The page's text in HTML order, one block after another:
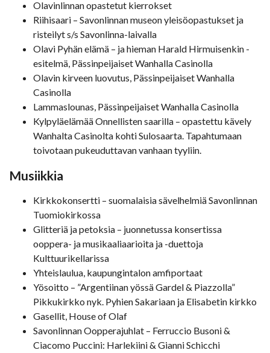
Olavinlinnan opastetut kierrokset
Riihisaari – Savonlinnan museon yleisöopastukset ja
risteilyt s/s Savonlinna-laivalla
Olavi Pyhän elämä – ja hieman Harald Hirmuisenkin -
esitelmä, Pässinpeijaiset Wanhalla Casinolla
Olavin kirveen luovutus, Pässinpeijaiset Wanhalla
Casinolla
Lammaslounas, Pässinpeijaiset Wanhalla Casinolla
Kylpyläelämää Onnellisten saarilla – opastettu kävely
Wanhalta Casinolta kohti Sulosaarta. Tapahtumaan
toivotaan pukeuduttavan vanhaan tyyliin.
Musiikkia
Kirkkokonsertti – suomalaisia sävelhelmiä Savonlinnan
Tuomiokirkossa
Glitteriä ja petoksia – juonnetussa konsertissa
ooppera- ja musikaaliaarioita ja -duettoja
Kulttuurikellarissa
Yhteislaulua, kaupungintalon amfiportaat
Yösoitto – ”Argentiinan yössä Gardel & Piazzolla”
Pikkukirkko nyk. Pyhien Sakariaan ja Elisabetin kirkko
Gasellit, House of Olaf
Savonlinnan Oopperajuhlat – Ferruccio Busoni &
Ciacomo Puccini: Harlekiini & Gianni Schicchi